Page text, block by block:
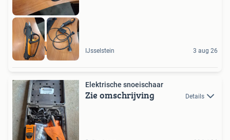
SNEL LEVERBAAR IJsselstein 3 aug 26
Elektrische snoeischaar
Zie omschrijving Details